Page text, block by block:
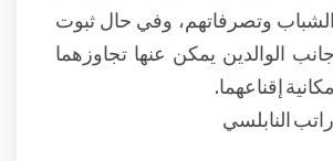
وتصرفاتهم، وفي حال ثبوت
الوالدين يمكن عنها تجاوزهما
إقناعهما.
النابلسي